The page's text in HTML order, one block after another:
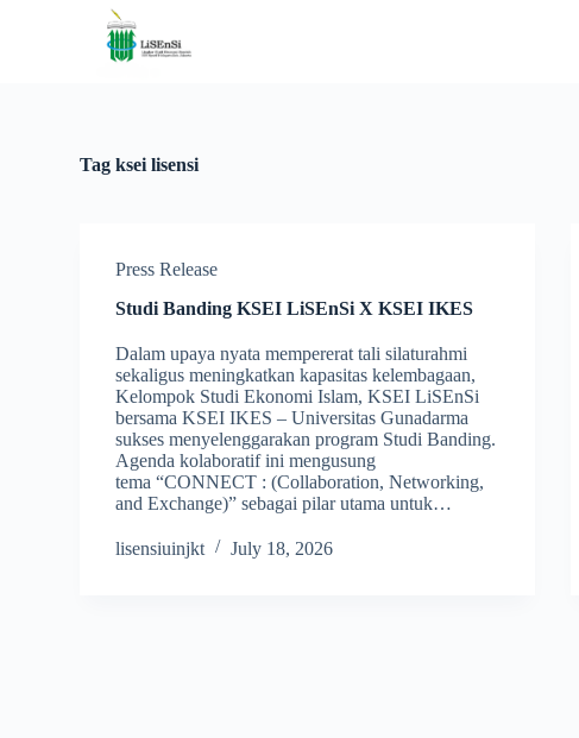
Tag ksei lisensi
Press Release
Studi Banding KSEI LiSEnSi X KSEI IKES
Dalam upaya nyata mempererat tali silaturahmi
sekaligus meningkatkan kapasitas kelembagaan,
Kelompok Studi Ekonomi Islam, KSEI LiSEnSi
bersama KSEI IKES – Universitas Gunadarma
sukses menyelenggarakan program Studi Banding.
Agenda kolaboratif ini mengusung
tema “CONNECT : (Collaboration, Networking,
and Exchange)” sebagai pilar utama untuk…
lisensiuinjkt July 18, 2026